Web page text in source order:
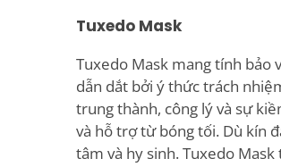
Tuxedo Mask
Tuxedo Mask mang tính bảo
dẫn dắt bởi ý thức trách
trung thành, công lý và sự
và hỗ trợ từ bóng tối. Dù kín
tâm và hy sinh. Tuxedo